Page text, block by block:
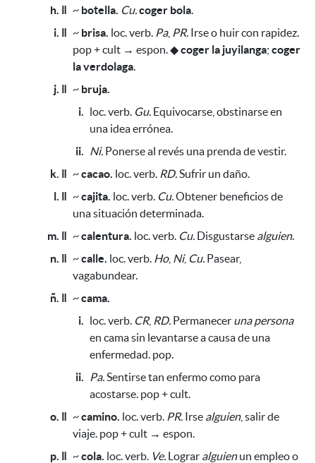
h. ǁ ~ botella. Cu.coger bola.
i. ǁ ~ brisa. loc. verb. Pa, PR. Irse o huir con rapidez.
pop + cult → espon.◆coger la juyilanga; coger
la verdolaga.
j. ǁ ~ bruja.
i. loc. verb. Gu. Equivocarse, obstinarse en
una idea errónea.
ii. Ni. Ponerse al revés una prenda de vestir.
k. ǁ ~cacao. loc. verb. RD.Sufrir un daño.
l. ǁ ~cajita. loc. verb. Cu.Obtener beneficios de
una situación determinada.
m. ǁ ~calentura. loc. verb. Cu. Disgustarse alguien.
n. ǁ ~calle. loc. verb. Ho, Ni, Cu. Pasear,
vagabundear.
ñ. ǁ ~cama.
i. loc. verb. CR, RD. Permanecer una persona
en cama sin levantarsea causa de una
enfermedad. pop.
ii.
Pa.Sentirse tan enfermo como para
acostarse. pop + cult.
o. ǁ ~camino. loc. verb. PR. Irse alguien, salir de
viaje. pop + cult → espon.
p. ǁ ~cola. loc. verb. Ve. Lograr alguienun empleo o